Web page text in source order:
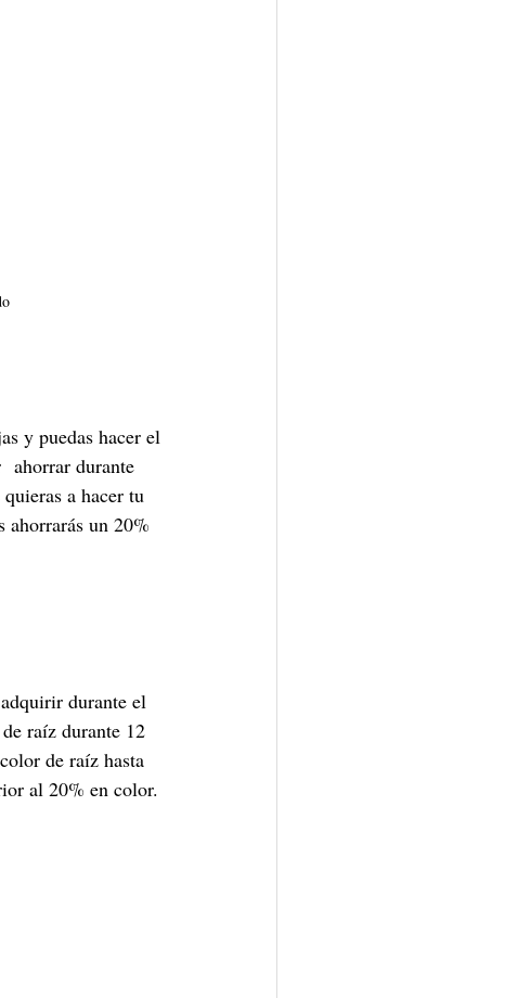
y puedas hacer el
ahorrar durante
a hacer tu
ahorrarás un 20%
durante el
raíz durante 12
de raíz hasta
al 20% en color.